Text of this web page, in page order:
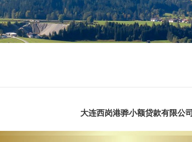
大连西岗港骅小额贷款有限公司